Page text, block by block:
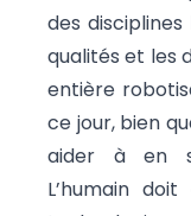
des
qualités et les
entière
ce jour, bien
aider à en
L’humain